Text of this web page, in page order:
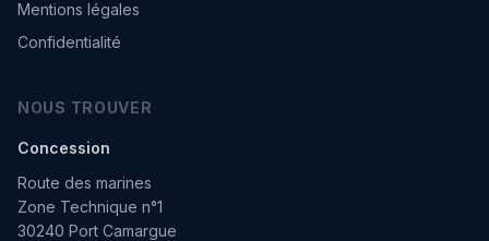
Mentions légales
Confidentialité
NOUS TROUVER
Concession
Route des marines
Zone Technique n°1
30240 Port Camargue